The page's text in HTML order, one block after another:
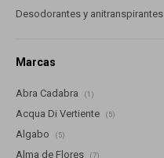
Desodorantes y anitranspirantes
Marcas
Abra Cadabra (1)
Acqua Di Vertiente (5)
Algabo (5)
Alma de Flores (7)